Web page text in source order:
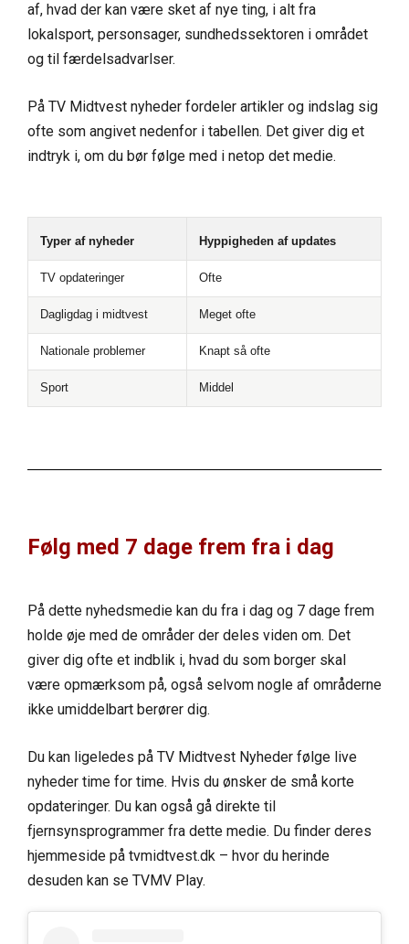
af, hvad der kan være sket af nye ting, i alt fra
lokalsport, personsager, sundhedssektoren i området
og til færdelsadvarlser.
På TV Midtvest nyheder fordeler artikler og indslag sig
ofte som angivet nedenfor i tabellen. Det giver dig et
indtryk i, om du bør følge med i netop det medie.
Typer af nyheder Hyppigheden af updates
TV opdateringer Ofte
Dagligdag i midtvest Meget ofte
Nationale problemer Knapt så ofte
Sport Middel
Følg med 7 dage frem fra i dag
På dette nyhedsmedie kan du fra i dag og 7 dage frem
holde øje med de områder der deles viden om. Det
giver dig ofte et indblik i, hvad du som borger skal
være opmærksom på, også selvom nogle af områderne
ikke umiddelbart berører dig.
Du kan ligeledes på TV Midtvest Nyheder følge live
nyheder time for time. Hvis du ønsker de små korte
opdateringer. Du kan også gå direkte til
fjernsynsprogrammer fra dette medie. Du finder deres
hjemmeside på tvmidtvest.dk – hvor du herinde
desuden kan se TVMV Play.